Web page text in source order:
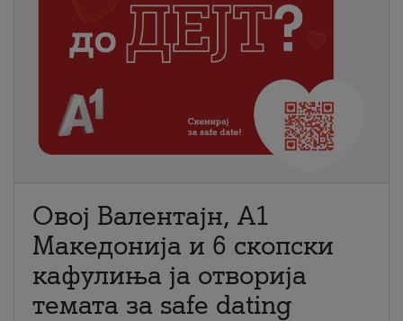
Овој Валентајн, A1
Македонија и 6 скопски
кафулиња ја отворија
темата за safe dating